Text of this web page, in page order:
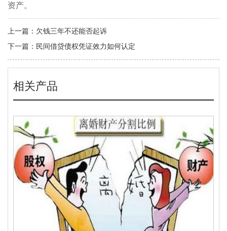
资产。
上一篇： 欠钱三年不还能否起诉
下一篇： 民间借贷债权凭证效力如何认定
相关产品